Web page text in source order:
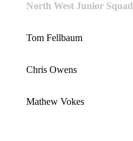
North West Junior Squad
Tom Fellbaum
Chris Owens
Mathew Vokes